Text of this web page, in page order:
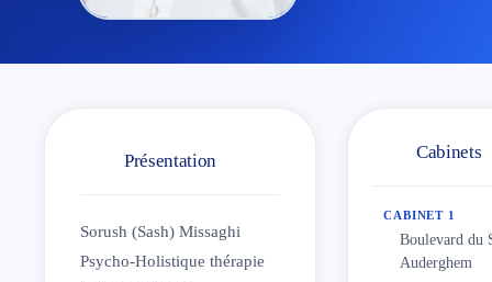
Présentation
Sorush (Sash) Missaghi
Psycho-Holistique thérapie
Cabinets
CABINET 1
Boulevard du
Auderghem